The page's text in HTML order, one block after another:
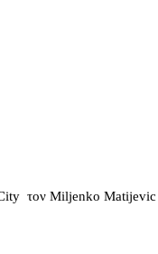
τον Miljenko